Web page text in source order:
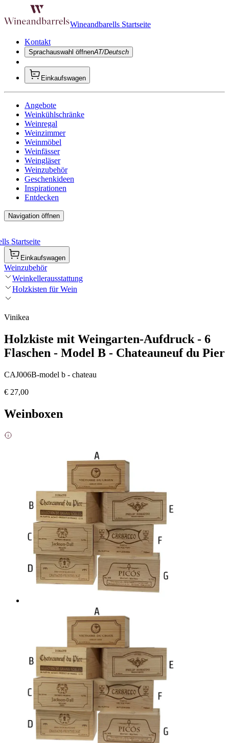
Wineandbarells Startseite
Kontakt
Sprachauswahl öffnenAT/Deutsch
Einkaufswagen
Angebote
Weinkühlschränke
Weinregal
Weinzimmer
Weinmöbel
Weinfässer
Weingläser
Weinzubehör
Geschenkideen
Inspirationen
Entdecken
Navigation öffnen
Startseite
Einkaufswagen
Weinzubehör
Weinkellerausstattung
Holzkisten für Wein
Vinikea
Holzkiste mit Weingarten-Aufdruck - 6
Flaschen - Model B - Chateauneuf du Pier
CAJ006B-model b - chateau
€ 27,00
Weinboxen